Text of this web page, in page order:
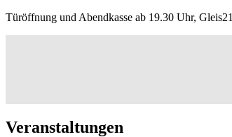
Türöffnung und Abendkasse ab 19.30 Uhr, Gleis21
Veranstaltungen